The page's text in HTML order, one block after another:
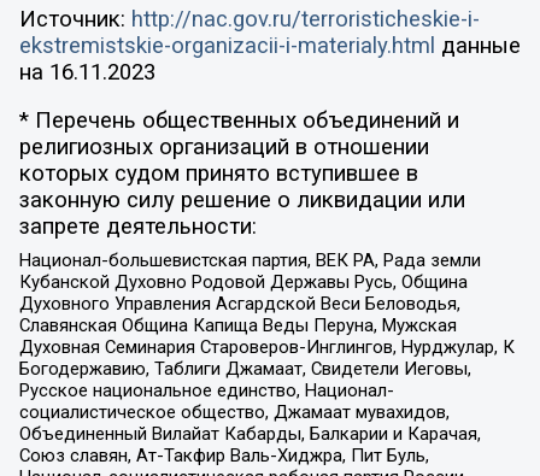
Источник: http://nac.gov.ru/terroristicheskie-i-
ekstremistskie-organizacii-i-materialy.html данные
на 16.11.2023
* Перечень общественных объединений и
религиозных организаций в отношении
которых судом принято вступившее в
законную силу решение о ликвидации или
запрете деятельности:
Национал-большевистская партия, ВЕК РА, Рада земли
Кубанской Духовно Родовой Державы Русь, Община
Духовного Управления Асгардской Веси Беловодья,
Славянская Община Капища Веды Перуна, Мужская
Духовная Семинария Староверов-Инглингов, Нурджулар, К
Богодержавию, Таблиги Джамаат, Свидетели Иеговы,
Русское национальное единство, Национал-
социалистическое общество, Джамаат мувахидов,
Объединенный Вилайат Кабарды, Балкарии и Карачая,
Союз славян, Ат-Такфир Валь-Хиджра, Пит Буль,